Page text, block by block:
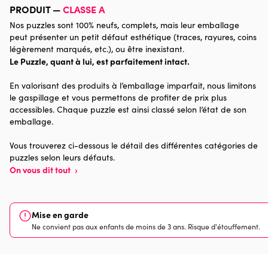
Catégorie Puzzles - Cottages et Châlets
Age
Puzzle pour Adultes (500 à
Provenance Made in France
Dimensions
PRODUIT —CLASSE A
Nos puzzles sont 100% neufs, complets, mais leur emballage
peut présenter un petit défaut esthétique (traces, rayures, coins
légèrement marqués, etc.), ou être inexistant.
Le Puzzle, quant à lui, est parfaitement intact.
En valorisant des produits à l’emballage imparfait, nous limitons
le gaspillage et vous permettons de profiter de prix plus
accessibles. Chaque puzzle est ainsi classé selon l’état de son
emballage.
Vous trouverez ci-dessous le détail des différentes catégories de
puzzles selon leurs défauts.
On vous dit tout ›
Mise en garde
Ne convient pas aux enfants de moins de 3 ans. Risque d'étouffement.